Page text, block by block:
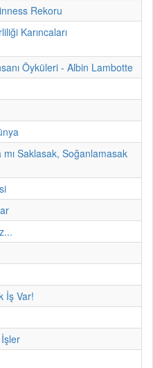
Rekoru
Karıncaları
Öyküleri - Albin Lambotte
Saklasak, Soğanlamasak
İş Var!